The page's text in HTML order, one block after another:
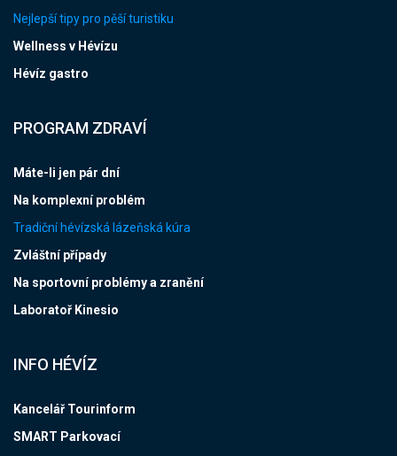
Nejlepší tipy pro pěší turistiku
Wellness v Hévízu
Hévíz gastro
PROGRAM ZDRAVÍ
Máte-li jen pár dní
Na komplexní problém
Tradiční hévízská lázeňská kúra
Zvláštní případy
Na sportovní problémy a zranění
Laboratoř Kinesio
INFO HÉVÍZ
Kancelář Tourinform
SMART Parkovací